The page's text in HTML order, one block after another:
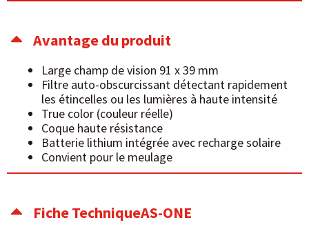
Avantage du produit
Large champ de vision 91 x 39 mm
Filtre auto-obscurcissant détectant rapidement
les étincelles ou les lumières à haute intensité
True color (couleur réelle)
Coque haute résistance
Batterie lithium intégrée avec recharge solaire
Convient pour le meulage
Fiche TechniqueAS-ONE